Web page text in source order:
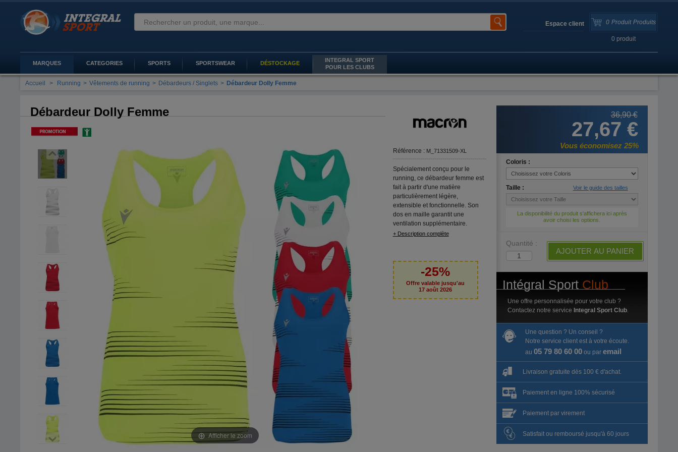
0 Produit Produits
0 produit
Espace client
MARQUES CATEGORIES SPORTS SPORTSWEAR DÉSTOCKAGE
INTEGRAL SPORT
POUR LES CLUBS
Accueil > Running > Vêtements de running > Débardeurs / Singlets > Débardeur Dolly Femme
Débardeur Dolly Femme
Afficher le zoom
Référence : M_71331509-XL
Spécialement conçu pour le
running, ce débardeur femme est
fait à partir d'une matière
particulièrement légère,
extensible et fonctionnelle. Son
dos en maille garantit une
ventilation supplémentaire.
+ Description complète
-25%
Offre valable jusqu'au
17 août 2026
36,90 €
27,67 €
Vous économisez 25%
Coloris :
Taille : Voir le guide des tailles
La disponibilité du produit s'affichera ici après
avoir choisi les options.
Quantité :
AJOUTER AU PANIER
Intégral Sport Club
Une offre personnalisée pour votre club ?
Contactez notre service Integral Sport Club.
Une question ? Un conseil ?
Notre service client est à votre écoute.
au 05 79 80 60 00ou par email
Livraison gratuite dès 100 € d'achat.
Paiement en ligne 100% sécurisé
Paiement par virement
Satisfait ou remboursé jusqu'à 60 jours